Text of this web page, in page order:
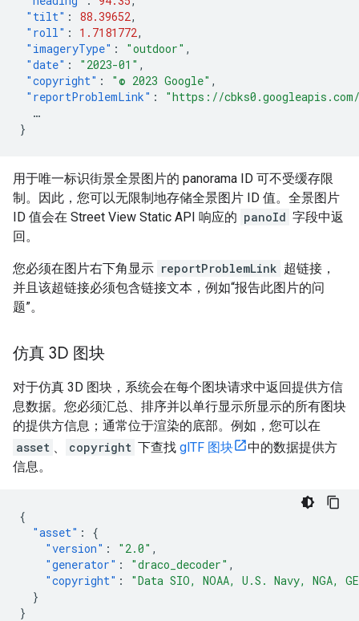
"tilt" : 88.39652,
"roll" : 1.7181772,
"imageryType" : "outdoor" ,
"date" : "2023-01" ,
"copyright" : "© 2023 Google" ,
"reportProblemLink" :
"https://cbks0.googleapis.com/
…
}
用于唯一标识街景全景图片的 panorama ID 可不受缓存限
制。因此，您可以无限制地存储全景图片 ID 值。全景图片
ID 值会在 Street View Static API 响应的 panoId 字段中返
回。
您必须在图片右下角显示 reportProblemLink 超链接，
并且该超链接必须包含链接文本，例如“报告此图片的问
题”。
仿真 3D 图块
对于仿真 3D 图块，系统会在每个图块请求中返回提供方信
息数据。您必须汇总、排序并以单行显示所显示的所有图块
的提供方信息；通常位于渲染的底部。例如，您可以在
asset
copyright 下查找 glTF 图块
中的数据提供方
信息。
{
"asset" :
{
"version" : "2.0" ,
"generator" : "draco_decoder" ,
"copyright" :
"Data SIO, NOAA, U.S. Navy, NGA,
}
}